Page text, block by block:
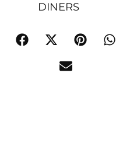
DINERS